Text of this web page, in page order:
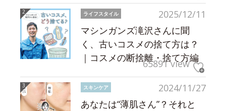
2025/12/11
ライフスタイル
マシンガンズ滝沢さんに聞
く、古いコスメの捨て方は？
｜コスメの断捨離・捨て方編
65891 view
2024/11/27
スキンケア
あなたは“薄肌さん”？それと